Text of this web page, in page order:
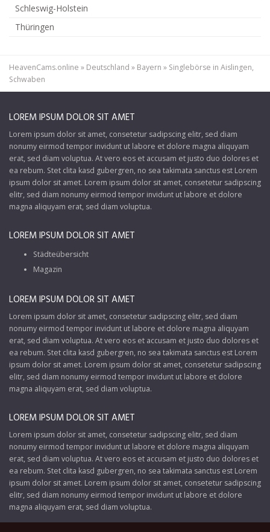
Schleswig-Holstein
Thüringen
HeavenCams.online » Deutschland » Bayern » Singlebörse in Aislingen,
Schwaben
LOREM IPSUM DOLOR SIT AMET
Lorem ipsum dolor sit amet, consetetur sadipscing elitr, sed diam
nonumy eirmod tempor invidunt ut labore et dolore magna aliquyam
erat, sed diam voluptua. At vero eos et accusam et justo duo dolores et
ea rebum. Stet clita kasd gubergren, no sea takimata sanctus est Lorem
ipsum dolor sit amet. Lorem ipsum dolor sit amet, consetetur sadipscing
elitr, sed diam nonumy eirmod tempor invidunt ut labore et dolore
magna aliquyam erat, sed diam voluptua.
LOREM IPSUM DOLOR SIT AMET
Städteübersicht
Magazin
LOREM IPSUM DOLOR SIT AMET
Lorem ipsum dolor sit amet, consetetur sadipscing elitr, sed diam
nonumy eirmod tempor invidunt ut labore et dolore magna aliquyam
erat, sed diam voluptua. At vero eos et accusam et justo duo dolores et
ea rebum. Stet clita kasd gubergren, no sea takimata sanctus est Lorem
ipsum dolor sit amet. Lorem ipsum dolor sit amet, consetetur sadipscing
elitr, sed diam nonumy eirmod tempor invidunt ut labore et dolore
magna aliquyam erat, sed diam voluptua.
LOREM IPSUM DOLOR SIT AMET
Lorem ipsum dolor sit amet, consetetur sadipscing elitr, sed diam
nonumy eirmod tempor invidunt ut labore et dolore magna aliquyam
erat, sed diam voluptua. At vero eos et accusam et justo duo dolores et
ea rebum. Stet clita kasd gubergren, no sea takimata sanctus est Lorem
ipsum dolor sit amet. Lorem ipsum dolor sit amet, consetetur sadipscing
elitr, sed diam nonumy eirmod tempor invidunt ut labore et dolore
magna aliquyam erat, sed diam voluptua.